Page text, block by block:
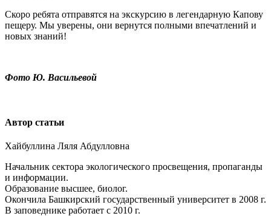
Скоро ребята отправятся на экскурсию в легендарную Капову
пещеру. Мы уверены, они вернутся полными впечатлений и
новых знаний!
Фото Ю. Васильевой
Автор статьи
Хайбуллина Ляля Абдулловна
Начальник сектора экологического просвещения, пропаганды
и информации.
Образование высшее, биолог.
Окончила Башкирский государственный университет в 2008 г.
В заповеднике работает с 2010 г.